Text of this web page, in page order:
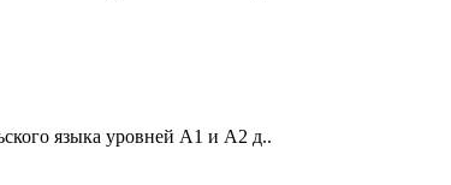
языка уровней А1 и А2 д..